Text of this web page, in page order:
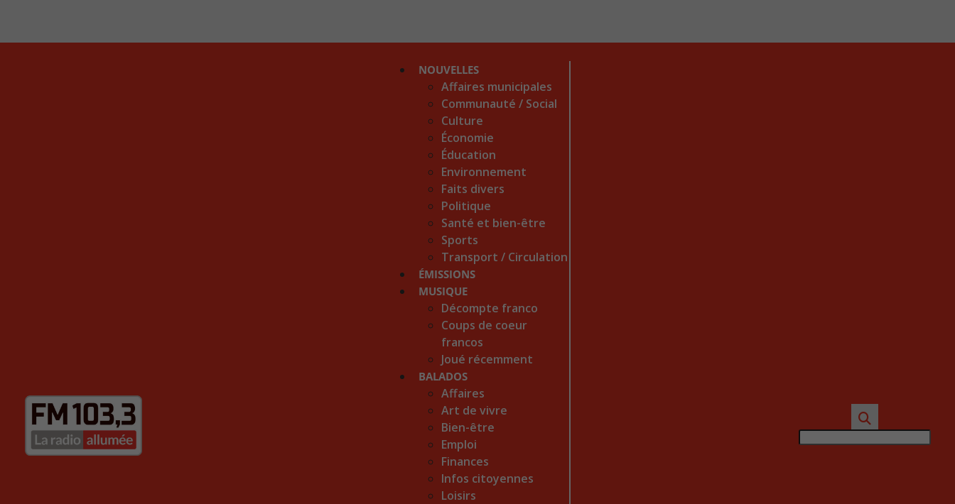
NOUVELLES
Affaires municipales
Communauté / Social
Culture
Économie
Éducation
Environnement
Faits divers
Politique
Santé et bien-être
Sports
Transport / Circulation
ÉMISSIONS
MUSIQUE
Décompte franco
Coups de coeur
francos
Joué récemment
BALADOS
Affaires
Art de vivre
Bien-être
Emploi
Finances
Infos citoyennes
Loisirs